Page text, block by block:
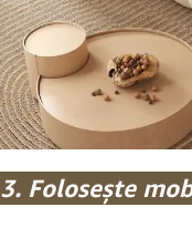
3. Folosește